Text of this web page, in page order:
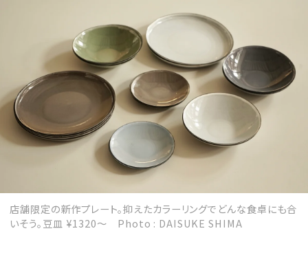
店舗限定の新作プレート。抑えたカラーリングでどんな食卓にも合
いそう。豆皿 ¥1320〜 Photo : DAISUKE SHIMA